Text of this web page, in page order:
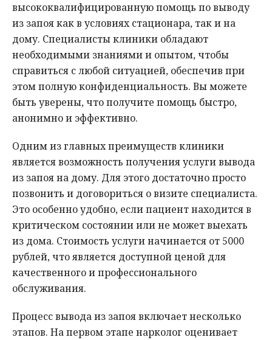
высококвалифицированную помощь по выводу
из запоя как в условиях стационара, так и на
дому. Специалисты клиники обладают
необходимыми знаниями и опытом, чтобы
справиться с любой ситуацией, обеспечив при
этом полную конфиденциальность. Вы можете
быть уверены, что получите помощь быстро,
анонимно и эффективно.
Одним из главных преимуществ клиники
является возможность получения услуги вывода
из запоя на дому. Для этого достаточно просто
позвонить и договориться о визите специалиста.
Это особенно удобно, если пациент находится в
критическом состоянии или не может выехать
из дома. Стоимость услуги начинается от 5000
рублей, что является доступной ценой для
качественного и профессионального
обслуживания.
Процесс вывода из запоя включает несколько
этапов. На первом этапе нарколог оценивает